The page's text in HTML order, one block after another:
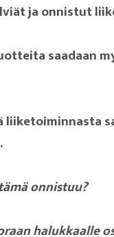
ja onnistut
saadaan
liiketoiminnasta
onnistuu?
halukkaalle